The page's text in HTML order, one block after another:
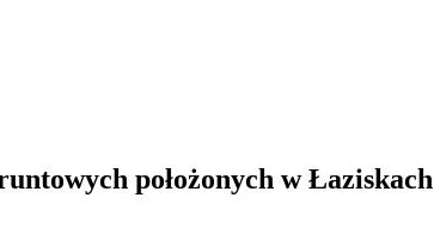
położonych w Łaziskach